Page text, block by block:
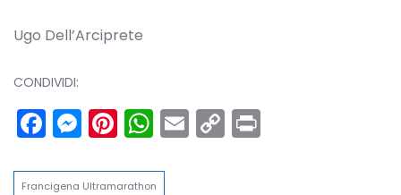
Ugo Dell’Arciprete
CONDIVIDI:
Facebook
Messenger
Pinterest
WhatsApp
Email
Copy
Link
Francigena Ultramarathon